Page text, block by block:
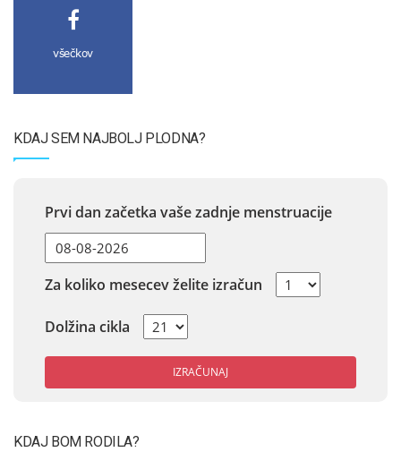
všečkov
KDAJ SEM NAJBOLJ PLODNA?
Prvi dan začetka vaše zadnje menstruacije
Za koliko mesecev želite izračun
Dolžina cikla
IZRAČUNAJ
KDAJ BOM RODILA?